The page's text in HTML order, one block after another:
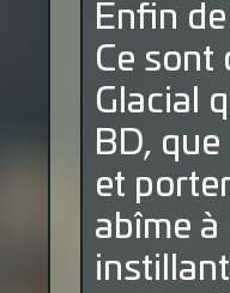
Enfin
Ce sont
Glacial
BD,
et
abîme